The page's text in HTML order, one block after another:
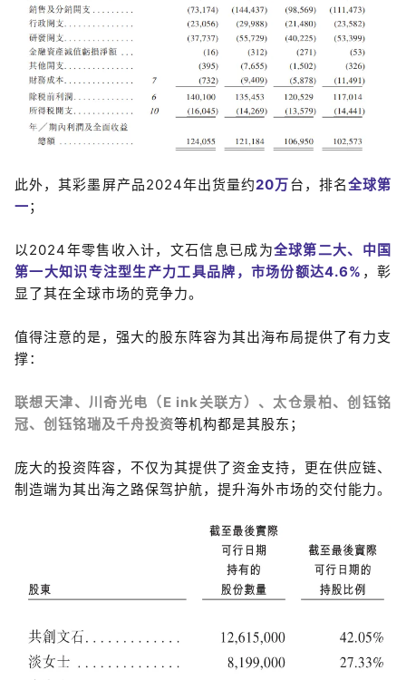
此外，其彩墨屏产品2024年出货量约20万台，排名全球第
一；
以2024年零售收入计，文石信息已成为全球第二大、中国
第一大知识专注型生产力工具品牌 ，市场份额达4.6% ，彰
显了其在全球市场的竞争力。
值得注意的是，强大的股东阵容为其出海布局提供了有力支
撑：
联想天津、川奇光电（E ink关联方）、太仓景柏、创钰铭
冠、创钰铭瑞及千舟投资等机构都是其股东；
庞大的投资阵容，不仅为其提供了资金支持，更在供应链、
制造端为其出海之路保驾护航，提升海外市场的交付能力。